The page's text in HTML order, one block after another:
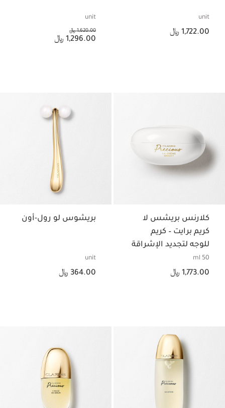
unit
السعر الحالي هو 1,722.00 ﷼
1,722.00 ﷼
unit
1,620.00 ﷼
السعر الحالي هو 1,296.00 ﷼
1,296.00 ﷼
كلارنس بريشس لا
كريم برايت – كريم
للوجه لتجديد الإشراقة
50 ml
السعر الحالي هو 1,773.00 ﷼
1,773.00 ﷼
بريشوس لو رول-أون
unit
السعر الحالي هو 364.00 ﷼
364.00 ﷼